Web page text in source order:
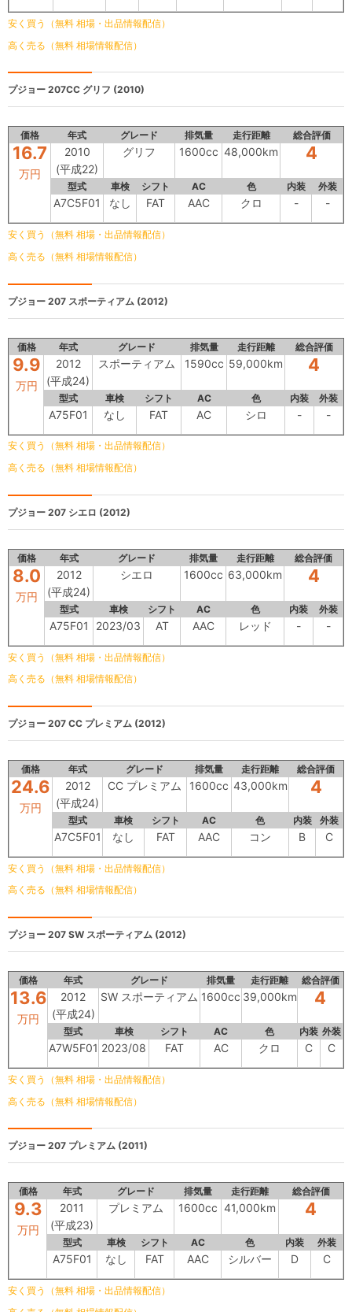
安く買う（無料 相場・出品情報配信）
高く売る（無料 相場情報配信）
プジョー 207CC グリフ (2010)
価格 年式 グレード 排気量 走行距離 総合評価
16.7
万円
2010
(平成22)
グリフ 1600cc 48,000km 4
型式 車検 シフト AC 色 内装 外装
A7C5F01 なし FAT AAC クロ - -
安く買う（無料 相場・出品情報配信）
高く売る（無料 相場情報配信）
プジョー 207 スポーティアム (2012)
価格 年式 グレード 排気量 走行距離 総合評価
9.9
万円
2012
(平成24)
スポーティアム 1590cc 59,000km 4
型式 車検 シフト AC 色 内装 外装
A75F01 なし FAT AC シロ - -
安く買う（無料 相場・出品情報配信）
高く売る（無料 相場情報配信）
プジョー 207 シエロ (2012)
価格 年式 グレード 排気量 走行距離 総合評価
8.0
万円
2012
(平成24)
シエロ 1600cc 63,000km 4
型式 車検 シフト AC 色 内装 外装
A75F01 2023/03 AT AAC レッド - -
安く買う（無料 相場・出品情報配信）
高く売る（無料 相場情報配信）
プジョー 207 CC プレミアム (2012)
価格 年式 グレード 排気量 走行距離 総合評価
24.6
万円
2012
(平成24)
CC プレミアム 1600cc 43,000km 4
型式 車検 シフト AC 色 内装 外装
A7C5F01 なし FAT AAC コン B C
安く買う（無料 相場・出品情報配信）
高く売る（無料 相場情報配信）
プジョー 207 SW スポーティアム (2012)
価格 年式 グレード 排気量 走行距離 総合評価
13.6
万円
2012
(平成24)
SW スポーティアム 1600cc 39,000km 4
型式 車検 シフト AC 色 内装 外装
A7W5F01 2023/08 FAT AC クロ C C
安く買う（無料 相場・出品情報配信）
高く売る（無料 相場情報配信）
プジョー 207 プレミアム (2011)
価格 年式 グレード 排気量 走行距離 総合評価
9.3
万円
2011
(平成23)
プレミアム 1600cc 41,000km 4
型式 車検 シフト AC 色 内装 外装
A75F01 なし FAT AAC シルバー D C
安く買う（無料 相場・出品情報配信）